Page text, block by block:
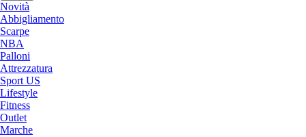
Novità
Abbigliamento
Scarpe
NBA
Palloni
Attrezzatura
Sport US
Lifestyle
Fitness
Outlet
Marche